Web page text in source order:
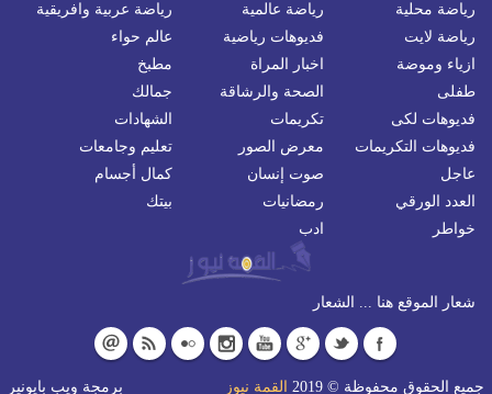
رياضة محلية
رياضة عالمية
رياضة عربية وافريقية
رياضة لايت
فديوهات رياضية
عالم حواء
ازياء وموضة
اخبار المراة
مطبخ
طفلى
الصحة والرشاقة
جمالك
فديوهات لكى
تكريمات
الشهادات
فديوهات التكريمات
معرض الصور
تعليم وجامعات
عاجل
صوت إنسان
كمال أجسام
العدد الورقي
رمضانيات
بيتك
خواطر
ادب
شعار الموقع هنا ... الشعار
جميع الحقوق محفوظة © 2019 القمة نيوز برمجة ويب بايونير